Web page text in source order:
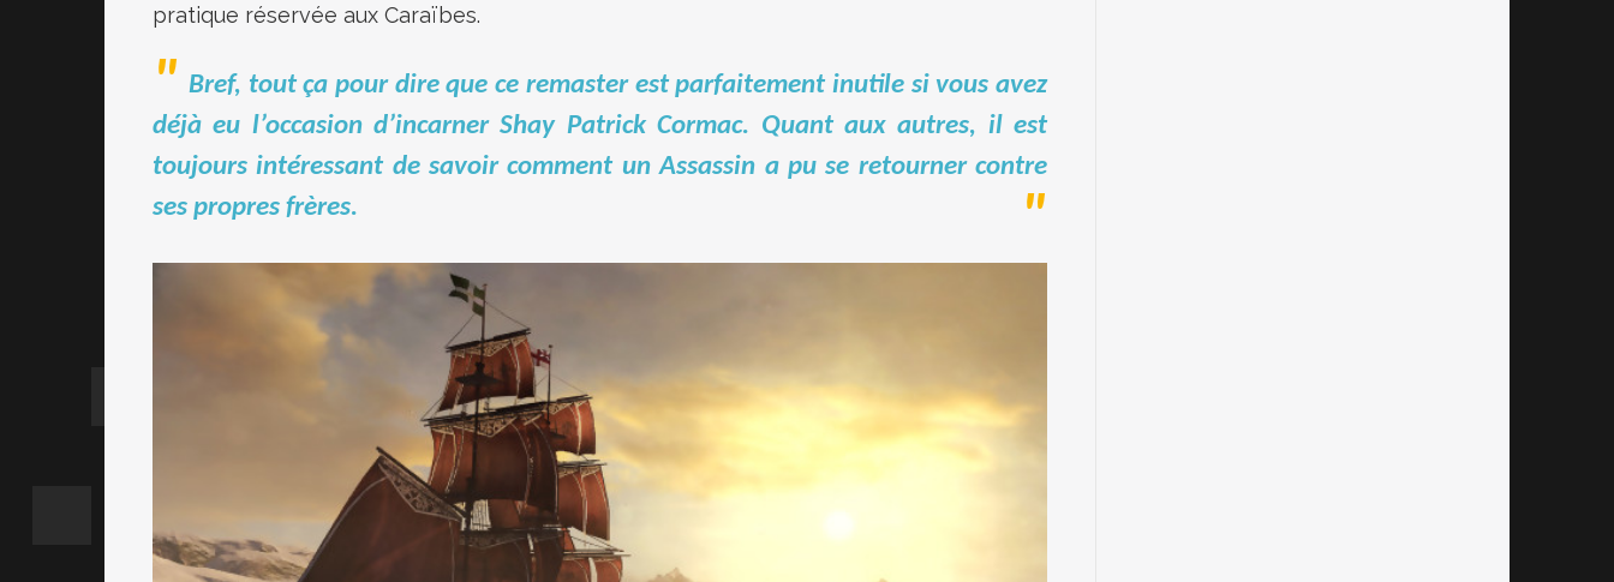
pratique réservée aux Caraïbes.
Bref, tout ça pour dire que ce remaster est parfaitement inutile si vous avez
déjà eu l’occasion d’incarner Shay Patrick Cormac. Quant aux autres, il est
toujours intéressant de savoir comment un Assassin a pu se retourner contre
ses propres frères.